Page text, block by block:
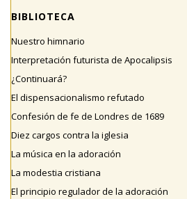
BIBLIOTECA
Nuestro himnario
Interpretación futurista de Apocalipsis
¿Continuará?
El dispensacionalismo refutado
Confesión de fe de Londres de 1689
Diez cargos contra la iglesia
La música en la adoración
La modestia cristiana
El principio regulador de la adoración